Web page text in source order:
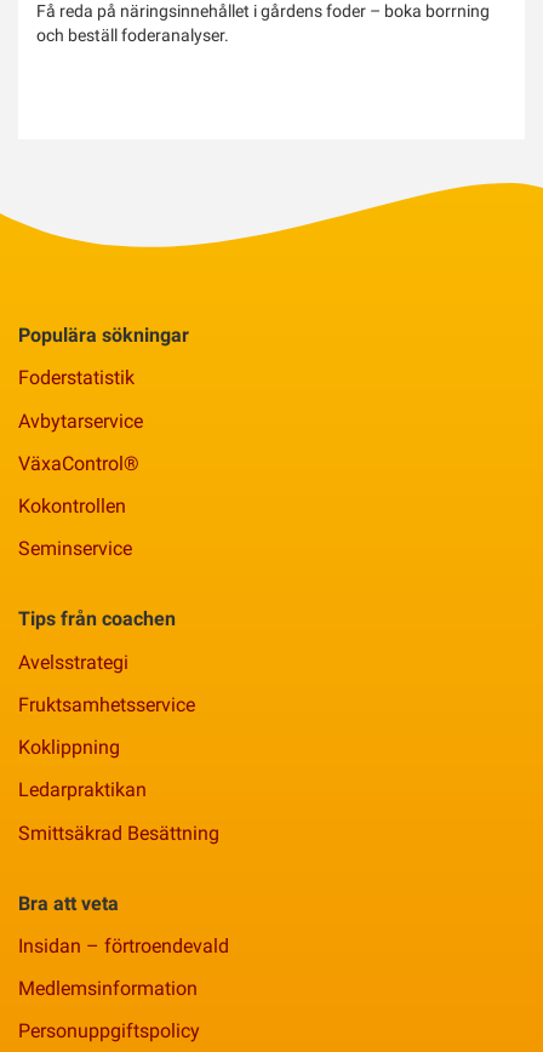
Få reda på näringsinnehållet i gårdens foder – boka borrning
och beställ foderanalyser.
Populära sökningar
Foderstatistik
Avbytarservice
VäxaControl®
Kokontrollen
Seminservice
Tips från coachen
Avelsstrategi
Fruktsamhetsservice
Koklippning
Ledarpraktikan
Smittsäkrad Besättning
Bra att veta
Insidan – förtroendevald
Medlemsinformation
Personuppgiftspolicy